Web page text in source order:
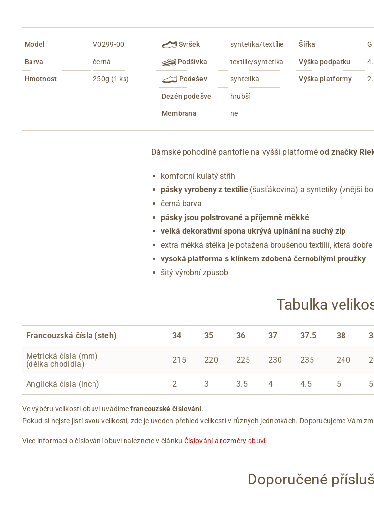
Model V0299-00
Barva černá
Hmotnost 250g (1 ks)
Svršek syntetika/textílie
Podšívka textílie/syntetika
Podešev syntetika
Dezén podešve hrubší
Membrána ne
Šířka G
Výška podpatku
Výška platformy
Dámské pohodlné pantofle na vyšší platforměod značky
komfortní kulatý střih
pásky vyrobeny z textilie (šusťákovina) a syntetiky (vnější
černá barva
pásky jsou polstrované a příjemně měkké
velká dekorativní spona ukrývá upínání na suchý zip
extra měkká stélka je potažená broušenou textilií, která
vysoká platforma s klínkem zdobená černobílými proužky
šitý výrobní způsob
Tabulka
Francouzská čísla (steh) 34 35 36 37 37.5 38
Metrická čísla (mm)
(délka chodidla)
215 220 225 230 235 240
Anglická čísla (inch) 2 3 3.5 4 4.5 5
Ve výběru velikosti obuvi uvádímefrancouzské číslování.
Pokud si nejste jistí svou velikostí, zde je uveden přehled velikostí v různých jednotkách. Doporučujeme Vám
Více informací o číslování obuvi naleznete v článku Číslování a rozměry obuvi.
Doporučené